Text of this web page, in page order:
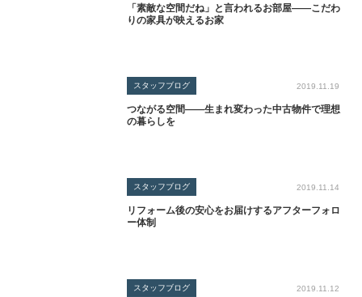
「素敵な空間だね」と言われるお部屋――こだわ
りの家具が映えるお家
スタッフブログ 2019.11.19
つながる空間――生まれ変わった中古物件で理想
の暮らしを
スタッフブログ 2019.11.14
リフォーム後の安心をお届けするアフターフォロ
ー体制
スタッフブログ 2019.11.12